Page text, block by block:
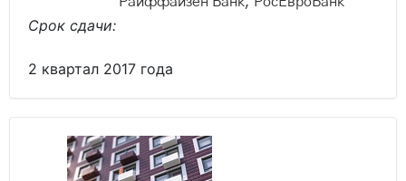
Срок сдачи:
2 квартал 2017 года